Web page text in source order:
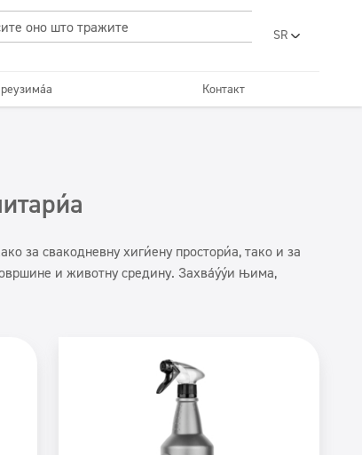
SR
UA
Контакт
за свакодневну хигијену просторија, тако и за
и животну средину. Захваљујући њима,